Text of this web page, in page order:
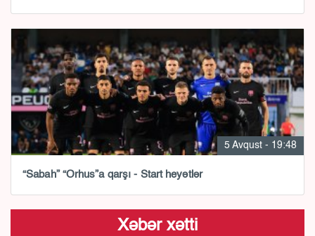
5 Avqust - 19:48
“Sabah” “Orhus”a qarşı - Start heyətlər
Xəbər xətti